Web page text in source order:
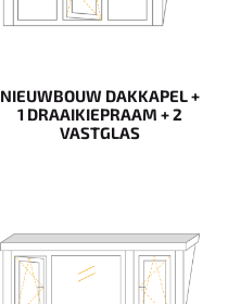
NIEUWBOUW DAKKAPEL +
1 DRAAIKIEPRAAM + 2
VASTGLAS